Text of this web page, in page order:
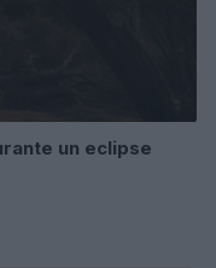
un eclipse